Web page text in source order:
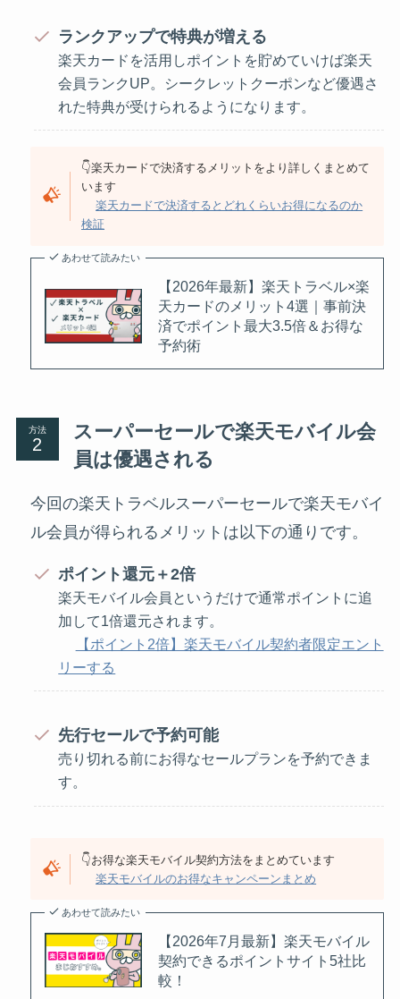
ランクアップで特典が増える
楽天カードを活用しポイントを貯めていけば楽天
会員ランクUP。シークレットクーポンなど優遇さ
れた特典が受けられるようになります。
👇楽天カードで決済するメリットをより詳しくまとめて
います
楽天カードで決済するとどれくらいお得になるのか
検証
あわせて読みたい
【2026年最新】楽天トラベル×楽
天カードのメリット4選｜事前決
済でポイント最大3.5倍＆お得な
予約術
方法
スーパーセールで楽天モバイル会
員は優遇される
今回の楽天トラベルスーパーセールで楽天モバイ
ル会員が得られるメリットは以下の通りです。
ポイント還元＋2倍
楽天モバイル会員というだけで通常ポイントに追
加して1倍還元されます。
【ポイント2倍】楽天モバイル契約者限定エント
リーする
先行セールで予約可能
売り切れる前にお得なセールプランを予約できま
す。
👇お得な楽天モバイル契約方法をまとめています
楽天モバイルのお得なキャンペーンまとめ
あわせて読みたい
【2026年7月最新】楽天モバイル
契約できるポイントサイト5社比
較！